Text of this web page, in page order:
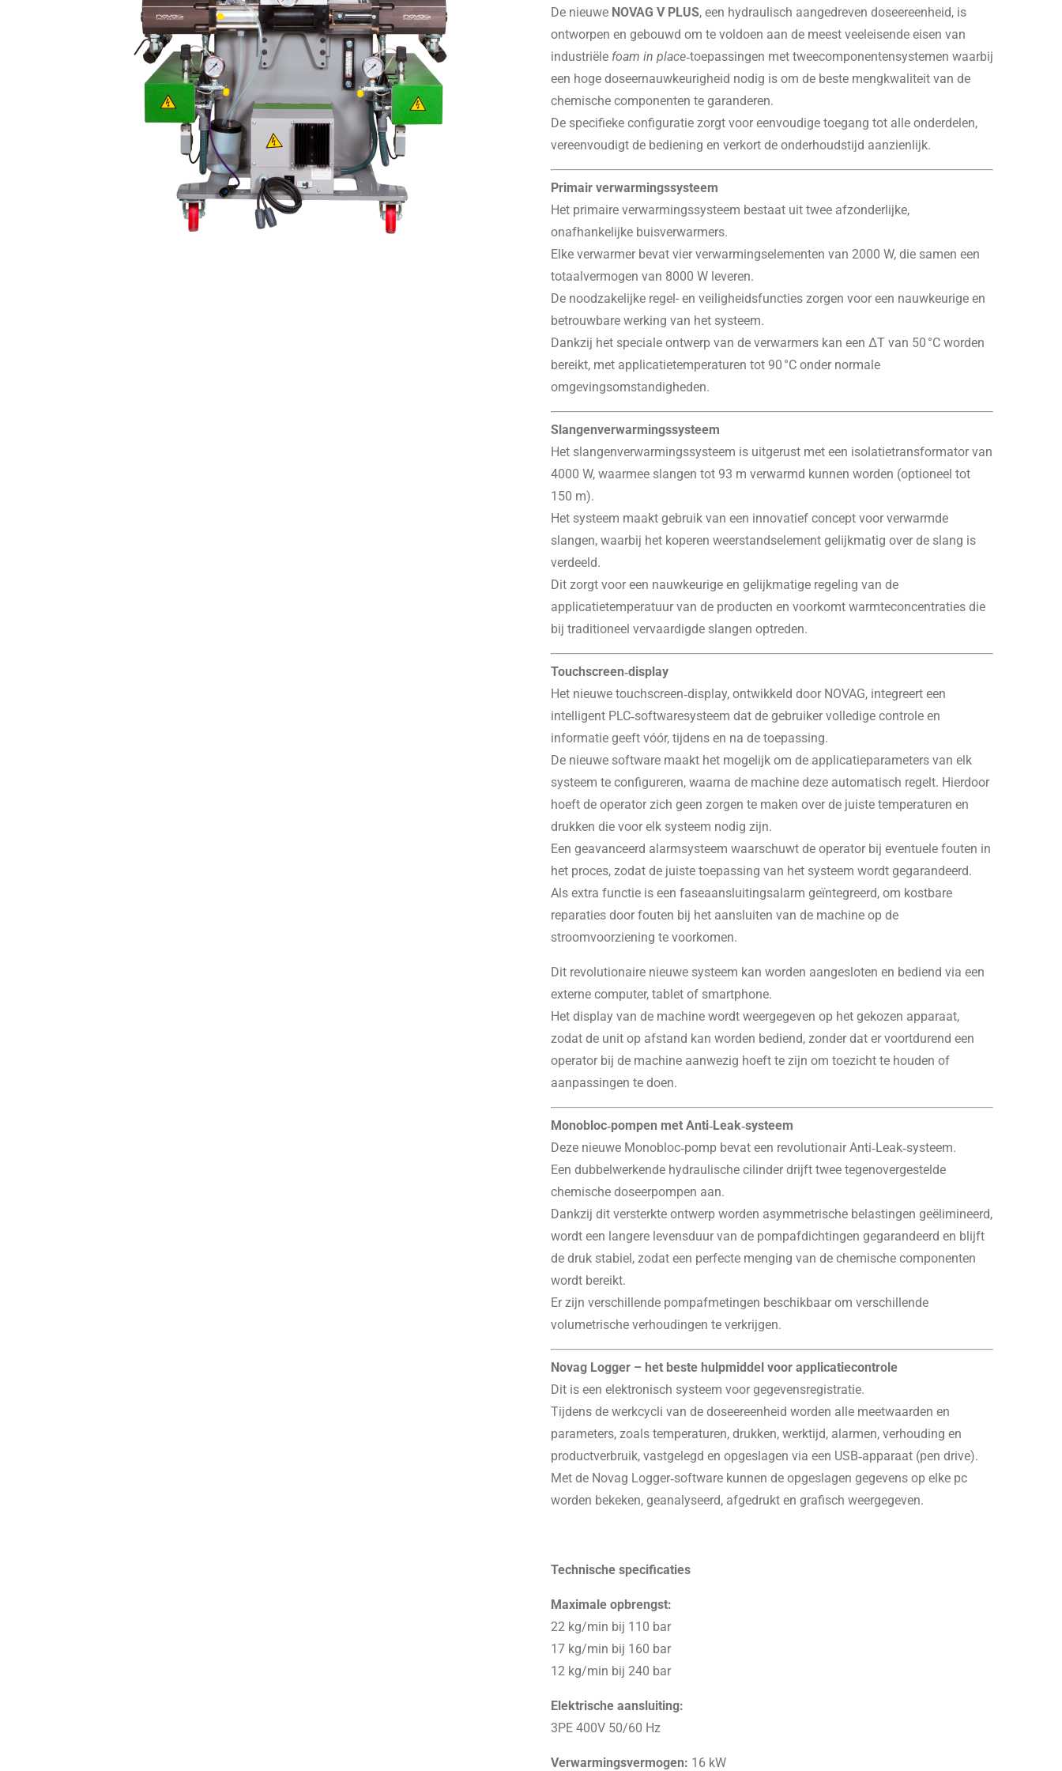
De nieuwe NOVAG V PLUS, een hydraulisch aangedreven doseereenheid, is
ontworpen en gebouwd om te voldoen aan de meest veeleisende eisen van
industriële foam in place‑toepassingen met tweecomponentensystemen waarbij
een hoge doseernauwkeurigheid nodig is om de beste mengkwaliteit van de
chemische componenten te garanderen.
De specifieke configuratie zorgt voor eenvoudige toegang tot alle onderdelen,
vereenvoudigt de bediening en verkort de onderhoudstijd aanzienlijk.
Primair verwarmingssysteem
Het primaire verwarmingssysteem bestaat uit twee afzonderlijke,
onafhankelijke buisverwarmers.
Elke verwarmer bevat vier verwarmingselementen van 2000 W, die samen een
totaalvermogen van 8000 W leveren.
De noodzakelijke regel- en veiligheidsfuncties zorgen voor een nauwkeurige en
betrouwbare werking van het systeem.
Dankzij het speciale ontwerp van de verwarmers kan een ΔT van 50 °C worden
bereikt, met applicatietemperaturen tot 90 °C onder normale
omgevingsomstandigheden.
Slangenverwarmingssysteem
Het slangenverwarmingssysteem is uitgerust met een isolatietransformator van
4000 W, waarmee slangen tot 93 m verwarmd kunnen worden (optioneel tot
150 m).
Het systeem maakt gebruik van een innovatief concept voor verwarmde
slangen, waarbij het koperen weerstandselement gelijkmatig over de slang is
verdeeld.
Dit zorgt voor een nauwkeurige en gelijkmatige regeling van de
applicatietemperatuur van de producten en voorkomt warmteconcentraties die
bij traditioneel vervaardigde slangen optreden.
Touchscreen‑display
Het nieuwe touchscreen‑display, ontwikkeld door NOVAG, integreert een
intelligent PLC‑softwaresysteem dat de gebruiker volledige controle en
informatie geeft vóór, tijdens en na de toepassing.
De nieuwe software maakt het mogelijk om de applicatieparameters van elk
systeem te configureren, waarna de machine deze automatisch regelt. Hierdoor
hoeft de operator zich geen zorgen te maken over de juiste temperaturen en
drukken die voor elk systeem nodig zijn.
Een geavanceerd alarmsysteem waarschuwt de operator bij eventuele fouten in
het proces, zodat de juiste toepassing van het systeem wordt gegarandeerd.
Als extra functie is een faseaansluitingsalarm geïntegreerd, om kostbare
reparaties door fouten bij het aansluiten van de machine op de
stroomvoorziening te voorkomen.
Dit revolutionaire nieuwe systeem kan worden aangesloten en bediend via een
externe computer, tablet of smartphone.
Het display van de machine wordt weergegeven op het gekozen apparaat,
zodat de unit op afstand kan worden bediend, zonder dat er voortdurend een
operator bij de machine aanwezig hoeft te zijn om toezicht te houden of
aanpassingen te doen.
Monobloc‑pompen met Anti‑Leak‑systeem
Deze nieuwe Monobloc‑pomp bevat een revolutionair Anti‑Leak‑systeem.
Een dubbelwerkende hydraulische cilinder drijft twee tegenovergestelde
chemische doseerpompen aan.
Dankzij dit versterkte ontwerp worden asymmetrische belastingen geëlimineerd,
wordt een langere levensduur van de pompafdichtingen gegarandeerd en blijft
de druk stabiel, zodat een perfecte menging van de chemische componenten
wordt bereikt.
Er zijn verschillende pompafmetingen beschikbaar om verschillende
volumetrische verhoudingen te verkrijgen.
Novag Logger – het beste hulpmiddel voor applicatiecontrole
Dit is een elektronisch systeem voor gegevensregistratie.
Tijdens de werkcycli van de doseereenheid worden alle meetwaarden en
parameters, zoals temperaturen, drukken, werktijd, alarmen, verhouding en
productverbruik, vastgelegd en opgeslagen via een USB‑apparaat (pen drive).
Met de Novag Logger‑software kunnen de opgeslagen gegevens op elke pc
worden bekeken, geanalyseerd, afgedrukt en grafisch weergegeven.
Technische specificaties
Maximale opbrengst:
22 kg/min bij 110 bar
17 kg/min bij 160 bar
12 kg/min bij 240 bar
Elektrische aansluiting:
3PE 400V 50/60 Hz
Verwarmingsvermogen: 16 kW